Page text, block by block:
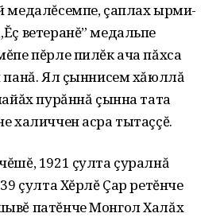
медалĕсемпе, çаплах ырми-
ветеранĕ” медаль­пе
пĕрле пилĕк ача пăхса
панă. Ял çыннисем хăюллă
пурăннă çынна тата
халиччен асра тытаççĕ.
1921 çулта çуралнă
çулта Хĕрлĕ Çар ретĕнче
патĕнче Монгол Халăх